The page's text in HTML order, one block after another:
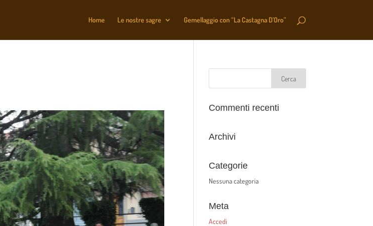
Home Le nostre sagre Gemellaggio con “La Castagna D’Oro”
Commenti recenti
Archivi
Categorie
Nessuna categoria
Meta
Accedi